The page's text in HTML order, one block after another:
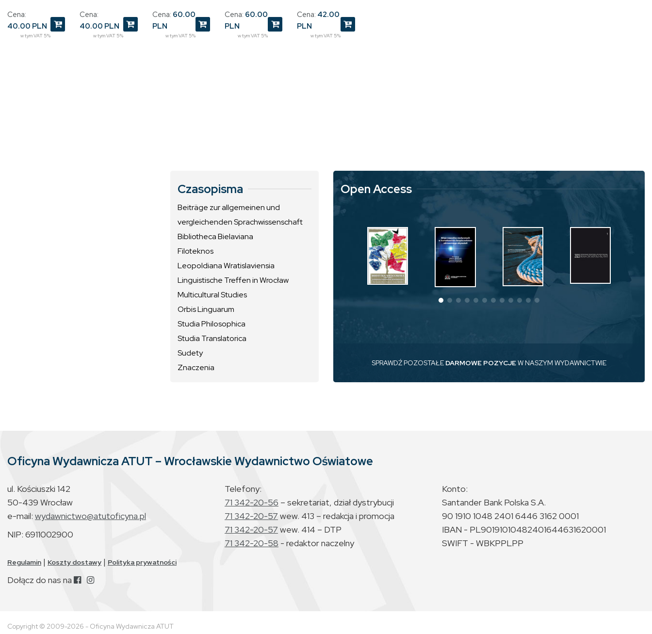
Cena:
40.00 PLN
w tym VAT 5%
Cena:
40.00 PLN
w tym VAT 5%
Cena: 60.00
PLN
w tym VAT 5%
Cena: 60.00
PLN
w tym VAT 5%
Cena: 42.00
PLN
w tym VAT 5%
Czasopisma
Beiträge zur allgemeinen und
vergleichenden Sprachwissenschaft
Bibliotheca Bielaviana
Filoteknos
Leopoldiana Wratislaviensia
Linguistische Treffen in Wrocław
Multicultural Studies
Orbis Linguarum
Studia Philosophica
Studia Translatorica
Sudety
Znaczenia
Open Access
SPRAWDŹ POZOSTAŁE DARMOWE POZYCJEW NASZYM WYDAWNICTWIE
Oficyna Wydawnicza ATUT – Wrocławskie Wydawnictwo Oświatowe
ul. Kościuszki 142
50-439 Wrocław
e-mail: wydawnictwo@atutoficyna.pl
NIP: 6911002900
Telefony:
71 342-20-56 – sekretariat, dział dystrybucji
71 342-20-57 wew. 413 – redakcja i promocja
71 342-20-57 wew. 414 – DTP
71 342-20-58 - redaktor naczelny
Konto:
Santander Bank Polska S.A.
90 1910 1048 2401 6446 3162 0001
IBAN - PL90191010482401644631620001
SWIFT - WBKPPLPP
Regulamin | Koszty dostawy | Polityka prywatności
Dołącz do nas na
Copyright © 2009-2026 - Oficyna Wydawnicza ATUT